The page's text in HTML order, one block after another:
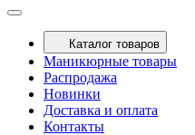
Каталог товаров
Маникюрные товары
Распродажа
Новинки
Доставка и оплата
Контакты